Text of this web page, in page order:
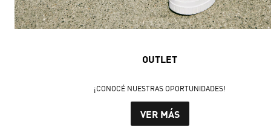
OUTLET
¡CONOCÉ NUESTRAS OPORTUNIDADES!
VER MÁS